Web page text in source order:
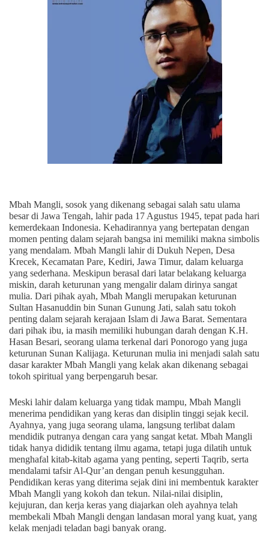
Mbah Mangli, sosok yang dikenang sebagai salah satu ulama
besar di Jawa Tengah, lahir pada 17 Agustus 1945, tepat pada hari
kemerdekaan Indonesia. Kehadirannya yang bertepatan dengan
momen penting dalam sejarah bangsa ini memiliki makna simbolis
yang mendalam. Mbah Mangli lahir di Dukuh Nepen, Desa
Krecek, Kecamatan Pare, Kediri, Jawa Timur, dalam keluarga
yang sederhana. Meskipun berasal dari latar belakang keluarga
miskin, darah keturunan yang mengalir dalam dirinya sangat
mulia. Dari pihak ayah, Mbah Mangli merupakan keturunan
Sultan Hasanuddin bin Sunan Gunung Jati, salah satu tokoh
penting dalam sejarah kerajaan Islam di Jawa Barat. Sementara
dari pihak ibu, ia masih memiliki hubungan darah dengan K.H.
Hasan Besari, seorang ulama terkenal dari Ponorogo yang juga
keturunan Sunan Kalijaga. Keturunan mulia ini menjadi salah satu
dasar karakter Mbah Mangli yang kelak akan dikenang sebagai
tokoh spiritual yang berpengaruh besar.
Meski lahir dalam keluarga yang tidak mampu, Mbah Mangli
menerima pendidikan yang keras dan disiplin tinggi sejak kecil.
Ayahnya, yang juga seorang ulama, langsung terlibat dalam
mendidik putranya dengan cara yang sangat ketat. Mbah Mangli
tidak hanya dididik tentang ilmu agama, tetapi juga dilatih untuk
menghafal kitab-kitab agama yang penting, seperti Taqrib, serta
mendalami tafsir Al-Qur’an dengan penuh kesungguhan.
Pendidikan keras yang diterima sejak dini ini membentuk karakter
Mbah Mangli yang kokoh dan tekun. Nilai-nilai disiplin,
kejujuran, dan kerja keras yang diajarkan oleh ayahnya telah
membekali Mbah Mangli dengan landasan moral yang kuat, yang
kelak menjadi teladan bagi banyak orang.